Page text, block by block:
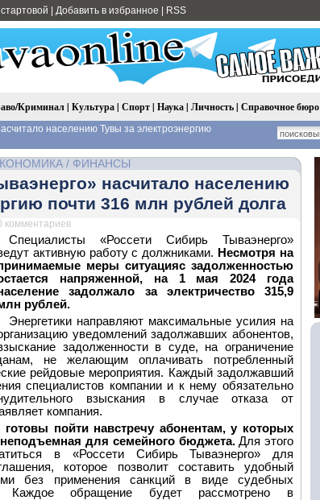
Добавить в избранное RSS
Криминал| Культура| Спорт| Наука| Личность| Справочное бюро
населению Тувы за электроэнергию
/ ФИНАНСЫ
насчитало населению
почти 316 млн рублей долга
Специалисты «Россети Сибирь Тываэнерго»
активную работу с должниками. Несмотря на
меры ситуацияс задолженностью
напряженной, на 1 мая 2024 года
задолжало за электричество 315,9
рублей.
Энергетики направляют максимальные усилия на
уведомлений задолжавших абонентов,
задолженности в суде, на ограничение
не желающим оплачивать потребленный
рейдовые мероприятия. Каждый задолжавший
специалистов компании и к нему обязательно
взыскания в случае отказа от
компания.
пойти навстречу абонентам, у которых
для семейного бюджета.Для этого
в «Россети Сибирь Тываэнерго» для
которое позволит составить удобный
без применения санкций в виде судебных
Каждое обращение будет рассмотрено в